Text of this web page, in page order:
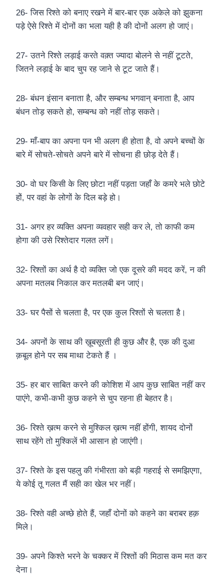
26- जिस रिश्ते को बनाए रखने में बार-बार एक अकेले को झुकना
पड़े ऐसे रिश्ते में दोनों का भला यही है की दोनों अलग हो जाएं।
27- उतने रिश्ते लड़ाई करते वक़्त ज्यादा बोलने से नहीं टूटते,
जितने लड़ाई के बाद चुप रह जाने से टूट जाते हैं।
28- बंधन इंसान बनाता है, और सम्बन्ध भगवान् बनाता है, आप
बंधन तोड़ सकते हो, सम्बन्ध को नहीं तोड़ सकते।
29- माँ-बाप का अपना पन भी अलग ही होता है, वो अपने बच्चों के
बारे में सोचते-सोचते अपने बारे में सोचना ही छोड़ देते हैं।
30- वो घर किसी के लिए छोटा नहीं पड़ता जहाँ के कमरे भले छोटे
हों, पर वहां के लोगों के दिल बड़े हो।
31- अगर हर व्यक्ति अपना व्यवहार सही कर ले, तो काफी कम
होगा की उसे रिश्तेदार गलत लगें।
32- रिश्तों का अर्थ है दो व्यक्ति जो एक दूसरे की मदद करें, न की
अपना मतलब निकाल कर मतलबी बन जाएं।
33- घर पैसों से चलता है, पर एक कुल रिश्तों से चलता है।
34- अपनों के साथ की ख़ूबसूरती ही कुछ और है, एक की दुआ
क़बूल होने पर सब माथा टेकते हैं ।
35- हर बार साबित करने की कोशिश में आप कुछ साबित नहीं कर
पाएंगे, कभी-कभी कुछ कहने से चुप रहना ही बेहतर है।
36- रिश्ते ख़त्म करने से मुश्किल ख़त्म नहीं होंगी, शायद दोनों
साथ रहेंगे तो मुश्किलें भी आसान हो जाएंगी।
37- रिश्ते के इस पहलु की गंभीरता को बड़ी गहराई से समझिएगा,
ये कोई तू गलत मैं सही का खेल भर नहीं।
38- रिश्ते वही अच्छे होते हैं, जहाँ दोनों को कहने का बराबर हक़
मिले।
39- अपने किश्ते भरने के चक्कर में रिश्तों की मिठास कम मत कर
देना।